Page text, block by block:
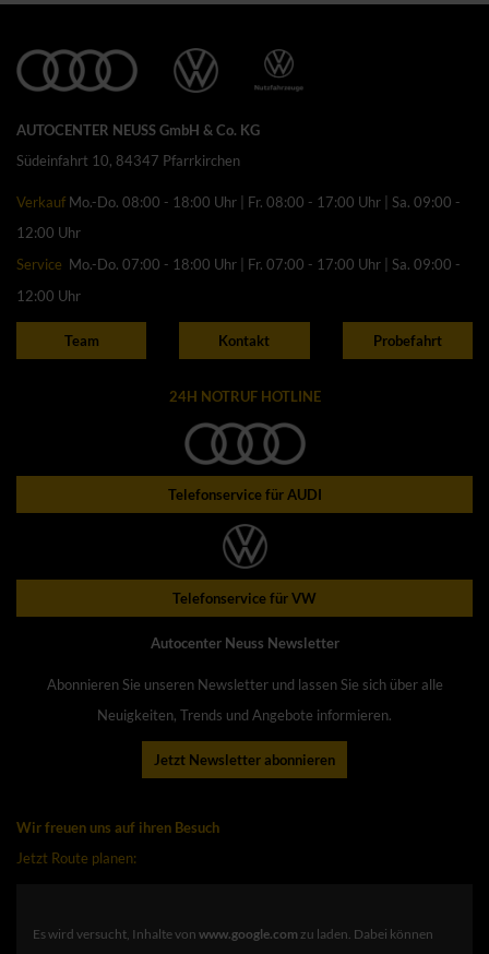
AUTOCENTER NEUSS GmbH & Co. KG
Südeinfahrt 10, 84347 Pfarrkirchen
Verkauf Mo.-Do. 08:00 - 18:00 Uhr | Fr. 08:00 - 17:00 Uhr | Sa. 09:00 -
12:00 Uhr
Service Mo.-Do. 07:00 - 18:00 Uhr | Fr. 07:00 - 17:00 Uhr | Sa. 09:00 -
12:00 Uhr
Team Kontakt Probefahrt
24H NOTRUF HOTLINE
Telefonservice für AUDI
Telefonservice für VW
Autocenter Neuss Newsletter
Abonnieren Sie unseren Newsletter und lassen Sie sich über alle
Neuigkeiten, Trends und Angebote informieren.
Jetzt Newsletter abonnieren
Wir freuen uns auf ihren Besuch
Jetzt Route planen:
Es wird versucht, Inhalte von www.google.com zu laden. Dabei können